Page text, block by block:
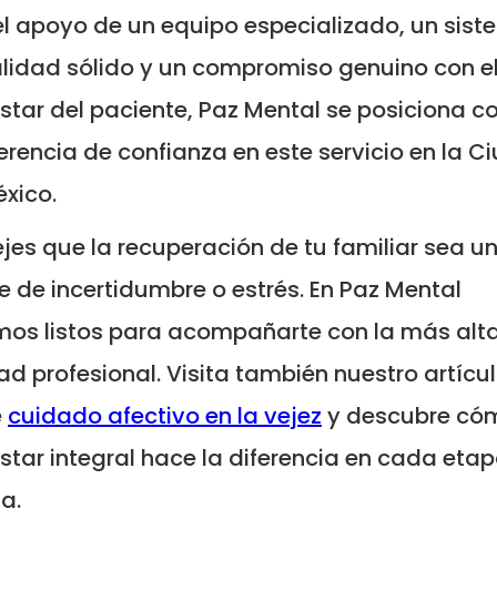
apoyo de un equipo especializado, un
sólido y un compromiso genuino con
del paciente, Paz Mental se posiciona
de confianza en este servicio en la
que la recuperación de tu familiar sea
de incertidumbre o estrés. En Paz Mental
listos para acompañarte con la más
profesional. Visita también nuestro
cuidado afectivo en la vejez y descubre
integral hace la diferencia en cada